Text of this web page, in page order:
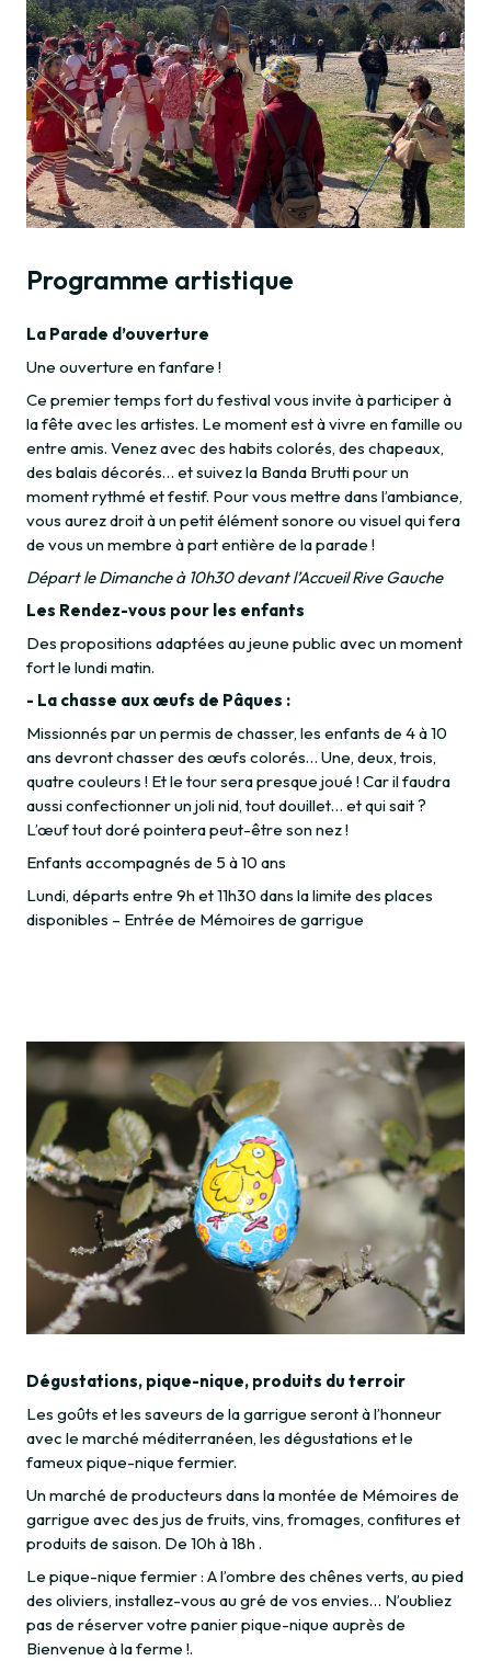
Programme artistique
La Parade d’ouverture
Une ouverture en fanfare !
Ce premier temps fort du festival vous invite à participer à
la fête avec les artistes. Le moment est à vivre en famille ou
entre amis. Venez avec des habits colorés, des chapeaux,
des balais décorés… et suivez la Banda Brutti pour un
moment rythmé et festif. Pour vous mettre dans l’ambiance,
vous aurez droit à un petit élément sonore ou visuel qui fera
de vous un membre à part entière de la parade !
Départ le Dimanche à 10h30 devant l’Accueil Rive Gauche
Les Rendez-vous pour les enfants
Des propositions adaptées au jeune public avec un moment
fort le lundi matin.
- La chasse aux œufs de Pâques :
Missionnés par un permis de chasser, les enfants de 4 à 10
ans devront chasser des œufs colorés… Une, deux, trois,
quatre couleurs ! Et le tour sera presque joué ! Car il faudra
aussi confectionner un joli nid, tout douillet… et qui sait ?
L’œuf tout doré pointera peut-être son nez !
Enfants accompagnés de 5 à 10 ans
Lundi, départs entre 9h et 11h30 dans la limite des places
disponibles – Entrée de Mémoires de garrigue
Dégustations, pique-nique, produits du terroir
Les goûts et les saveurs de la garrigue seront à l’honneur
avec le marché méditerranéen, les dégustations et le
fameux pique-nique fermier.
Un marché de producteurs dans la montée de Mémoires de
garrigue avec des jus de fruits, vins, fromages, confitures et
produits de saison. De 10h à 18h .
Le pique-nique fermier : A l’ombre des chênes verts, au pied
des oliviers, installez-vous au gré de vos envies… N’oubliez
pas de réserver votre panier pique-nique auprès de
Bienvenue à la ferme !.